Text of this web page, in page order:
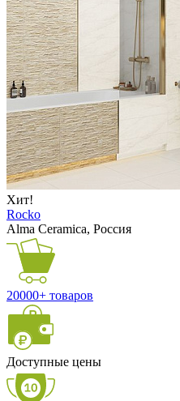
Хит!
Rocko
Alma Ceramica, Россия
20000+ товаров
Доступные цены